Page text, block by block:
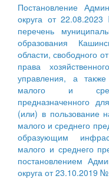
Постановление
округа от
перечень
образования
области, свободного
права
управления, а
малого и
предназначенного
(или) в пользование
малого и среднего
образующим
малого и среднего
постановлением
округа от 23.10.2019